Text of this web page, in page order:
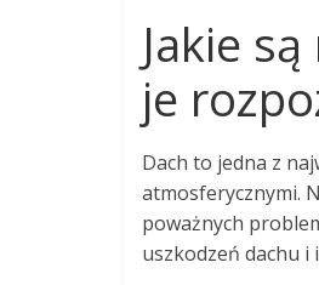
Jakie
je
Dach to jedna z
atmosferycznymi.
poważnych
uszkodzeń dachu i